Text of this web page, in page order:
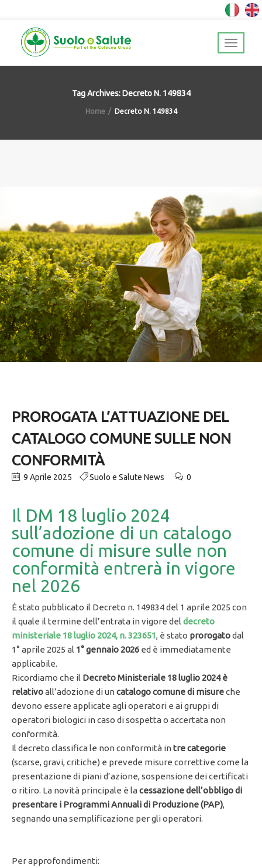
Tag Archives: Decreto N. 149834
Home Decreto N. 149834
PROROGATA L’ATTUAZIONE DEL
CATALOGO COMUNE SULLE NON
CONFORMITÀ
9 Aprile 2025 Suolo e Salute News 0
Il DM 18 luglio 2024
sull’adozione di un catalogo
comune di misure sulle non
conformità entrerà in vigore
nel 2026
È stato pubblicato il Decreto n. 149834 del 1 aprile 2025 con
il quale il termine dell’entrata in vigore del decreto
ministeriale 18 luglio 2024, n. 323651, è stato prorogatodal
1° aprile 2025 al 1° gennaio 2026 ed è immediatamente
applicabile.
Ricordiamo che il Decreto Ministeriale 18 luglio 2024 è
relativoall’adozione di uncatalogo comune di misureche
devono essere applicate agli operatori e ai gruppi di
operatori biologici in caso di sospetta o accertata non
conformità.
Il decreto classifica le non conformità intre categorie
(scarse, gravi, critiche) e prevede misure correttive come la
presentazione di piani d’azione, sospensione dei certificati
o ritiro. La novità principale è lacessazione dell’obbligo di
presentare i Programmi Annuali di Produzione (PAP),
segnando una semplificazione per gli operatori.
Per approfondimenti: